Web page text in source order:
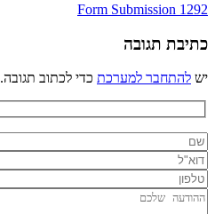
ניווט
Form Submission 1292
כתיבת תגובה
יש להתחבר למערכת כדי לכתוב תגובה.